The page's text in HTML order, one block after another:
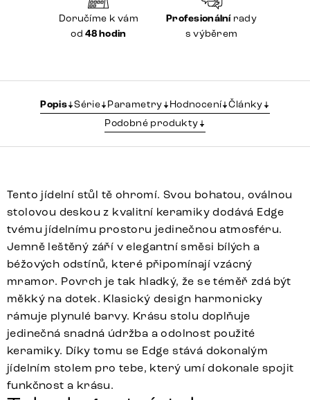
Doručíme k vám
od48 hodin
Profesionálnírady
s výběrem
Popis Série Parametry Hodnocení Články
Podobné produkty
Tento jídelní stůl tě ohromí. Svou bohatou, oválnou
stolovou deskou z kvalitní keramiky dodává Edge
tvému jídelnímu prostoru jedinečnou atmosféru.
Jemně leštěný září v elegantní směsi bílých a
béžových odstínů, které připomínají vzácný
mramor. Povrch je tak hladký, že se téměř zdá být
měkký na dotek. Klasický design harmonicky
rámuje plynulé barvy. Krásu stolu doplňuje
jedinečná snadná údržba a odolnost použité
keramiky. Díky tomu se Edge stává dokonalým
jídelním stolem pro tebe, který umí dokonale spojit
funkčnost a krásu.